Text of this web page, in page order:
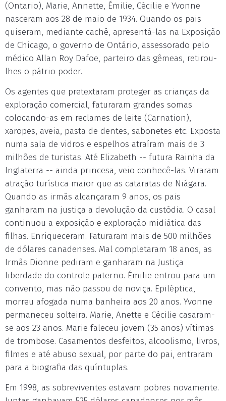
(Ontario), Marie, Annette, Émilie, Cécilie e Yvonne
nasceram aos 28 de maio de 1934. Quando os pais
quiseram, mediante cachê, apresentá-las na Exposição
de Chicago, o governo de Ontário, assessorado pelo
médico Allan Roy Dafoe, parteiro das gêmeas, retirou-
lhes o pátrio poder.
Os agentes que pretextaram proteger as crianças da
exploração comercial, faturaram grandes somas
colocando-as em reclames de leite (Carnation),
xaropes, aveia, pasta de dentes, sabonetes etc. Exposta
numa sala de vidros e espelhos atraíram mais de 3
milhões de turistas. Até Elizabeth -- futura Rainha da
Inglaterra -- ainda princesa, veio conhecê-las. Viraram
atração turística maior que as cataratas de Niágara.
Quando as irmãs alcançaram 9 anos, os pais
ganharam na justiça a devolução da custódia. O casal
continuou a exposição e exploração midiática das
filhas. Enriqueceram. Faturaram mais de 500 milhões
de dólares canadenses. Mal completaram 18 anos, as
Irmãs Dionne pediram e ganharam na Justiça
liberdade do controle paterno. Émilie entrou para um
convento, mas não passou de noviça. Epiléptica,
morreu afogada numa banheira aos 20 anos. Yvonne
permaneceu solteira. Marie, Anette e Cécilie casaram-
se aos 23 anos. Marie faleceu jovem (35 anos) vítimas
de trombose. Casamentos desfeitos, alcoolismo, livros,
filmes e até abuso sexual, por parte do pai, entraram
para a biografia das quíntuplas.
Em 1998, as sobreviventes estavam pobres novamente.